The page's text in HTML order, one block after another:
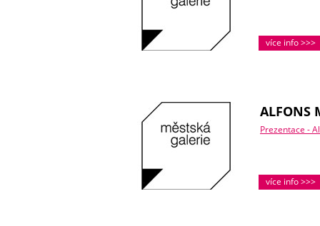
více info >>>
ALFONS
Prezentace -
více info >>>